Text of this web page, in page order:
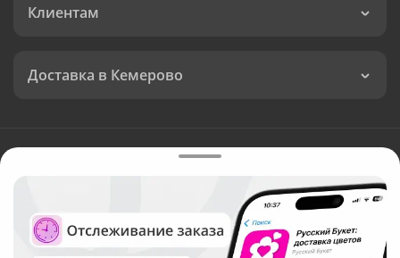
Клиентам
Доставка в Кемерово
Валюта:
Служба круглосуточной доставки цветов в Кемерово